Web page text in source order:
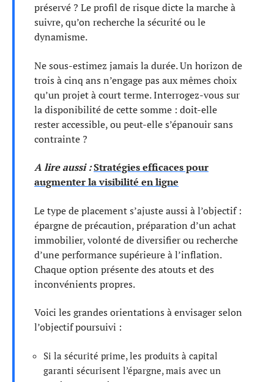
préservé ? Le profil de risque dicte la marche à
suivre, qu’on recherche la sécurité ou le
dynamisme.
Ne sous-estimez jamais la durée. Un horizon de
trois à cinq ans n’engage pas aux mêmes choix
qu’un projet à court terme. Interrogez-vous sur
la disponibilité de cette somme : doit-elle
rester accessible, ou peut-elle s’épanouir sans
contrainte ?
A lire aussi :Stratégies efficaces pour
augmenter la visibilité en ligne
Le type de placement s’ajuste aussi à l’objectif :
épargne de précaution, préparation d’un achat
immobilier, volonté de diversifier ou recherche
d’une performance supérieure à l’inflation.
Chaque option présente des atouts et des
inconvénients propres.
Voici les grandes orientations à envisager selon
l’objectif poursuivi :
Si la sécurité prime, les produits à capital
garanti sécurisent l’épargne, mais avec un